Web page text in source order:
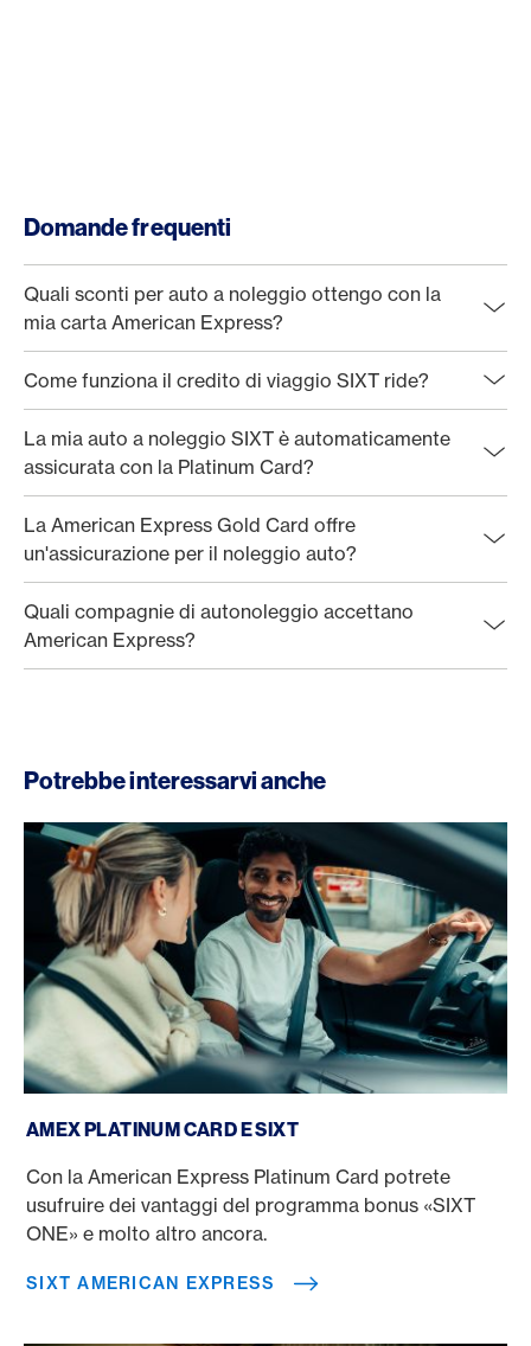
Domande frequenti
Quali sconti per auto a noleggio ottengo con la
mia carta American Express?
Come funziona il credito di viaggio SIXT ride?
La mia auto a noleggio SIXT è automaticamente
assicurata con la Platinum Card?
La American Express Gold Card offre
un'assicurazione per il noleggio auto?
Quali compagnie di autonoleggio accettano
American Express?
Potrebbe interessarvi anche
AMEX PLATINUM CARD E SIXT
Con la American Express Platinum Card potrete
usufruire dei vantaggi del programma bonus «SIXT
ONE» e molto altro ancora.
SIXT AMERICAN EXPRESS